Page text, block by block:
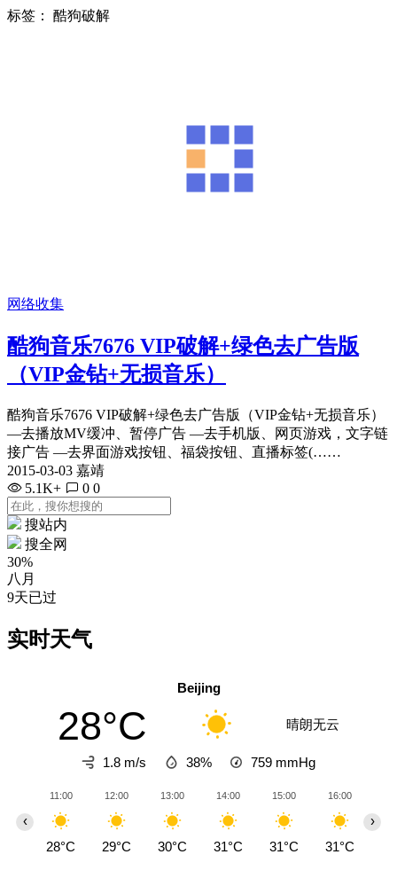
标签： 酷狗破解
网络收集
酷狗音乐7676 VIP破解+绿色去广告版
（VIP金钻+无损音乐）
酷狗音乐7676 VIP破解+绿色去广告版（VIP金钻+无损音乐）
—去播放MV缓冲、暂停广告 —去手机版、网页游戏，文字链
接广告 —去界面游戏按钮、福袋按钮、直播标签(……
2015-03-03 嘉靖
5.1K+
0 0
搜站内
搜全网
30%
八月
9天已过
实时天气
Beijing
28°C 晴朗无云
1.8 m/s 38% 759 mmHg
11:00
28°C
12:00
29°C
13:00
30°C
14:00
31°C
15:00
31°C
16:00
31°C
‹ ›